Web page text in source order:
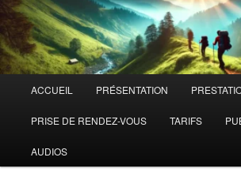
principal
ACCUEIL PRÉSENTATION
PRISE DE RENDEZ-VOUS TARIFS
AUDIOS